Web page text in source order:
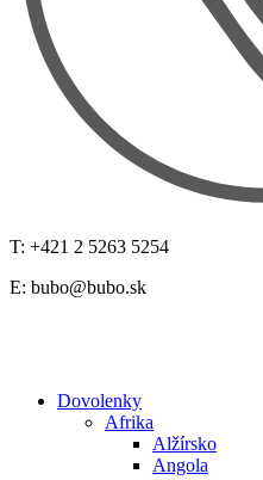
T: +421 2 5263 5254
E: bubo@bubo.sk
Dovolenky
Afrika
Alžírsko
Angola